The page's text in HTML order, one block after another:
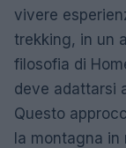
vivere
trekking, in un
filosofia di
deve adattarsi
Questo
la montagna